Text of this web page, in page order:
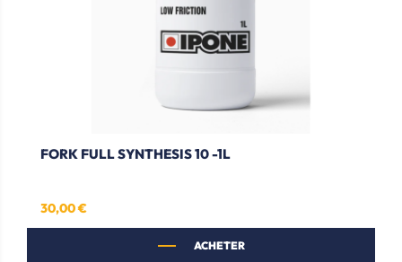
FORK FULL SYNTHESIS 10 -1L
Prix
30,00 €
ACHETER